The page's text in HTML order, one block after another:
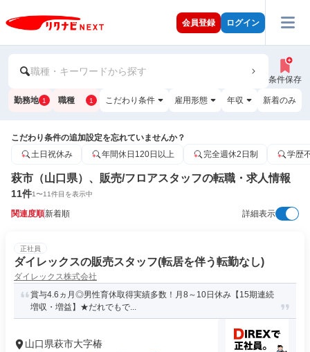
会員登録 ログイン
職種・キーワードから探す
条件保存
勤務地 1 職種 1 こだわり条件 雇用形態 年収 新着のみ
こだわり条件の追加設定を忘れていませんか？
土日祝休み
年間休日120日以上 完全週休2日制 学歴
萩市（山口県）、販売/フロアスタッフの転職・求人情報
11件1〜11件目を表示中
関連度順新着順 詳細表示
正社員
ダイレックスの販売スタッフ(転居を伴う転勤なし)
ダイレックス株式会社
賞与4.6ヵ月◎男性育休取得実績多数！月8～10日休み【15期連続
増収・増益】★だれでもで...
山口県萩市大字椿